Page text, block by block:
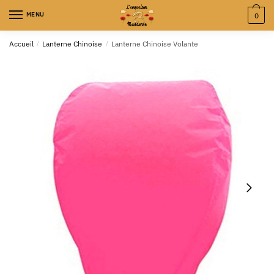
MENU 0
Accueil / Lanterne Chinoise / Lanterne Chinoise Volante